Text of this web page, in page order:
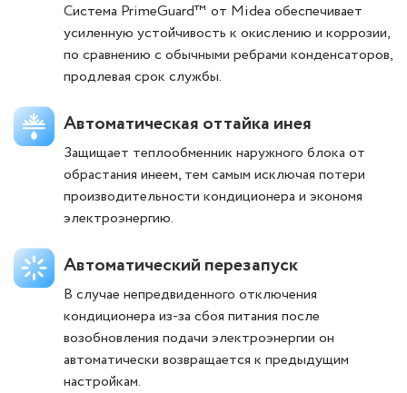
Система PrimeGuard™ от Midea обеспечивает
усиленную устойчивость к окислению и коррозии,
по сравнению с обычными ребрами конденсаторов,
продлевая срок службы.
Автоматическая оттайка инея
Защищает теплообменник наружного блока от
обрастания инеем, тем самым исключая потери
производительности кондиционера и экономя
электроэнергию.
Автоматический перезапуск
В случае непредвиденного отключения
кондиционера из-за сбоя питания после
возобновления подачи электроэнергии он
автоматически возвращается к предыдущим
настройкам.